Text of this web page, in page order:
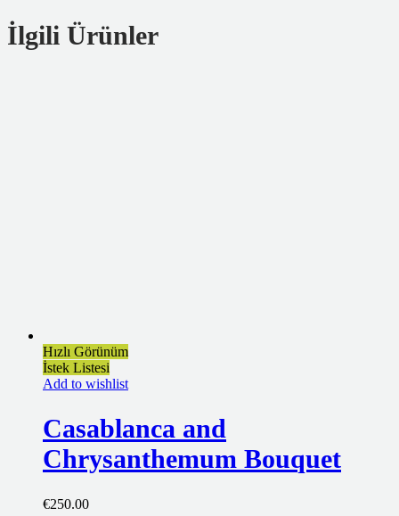
İlgili Ürünler
Hızlı Görünüm
İstek Listesi
Add to wishlist
Casablanca and
Chrysanthemum Bouquet
€250.00